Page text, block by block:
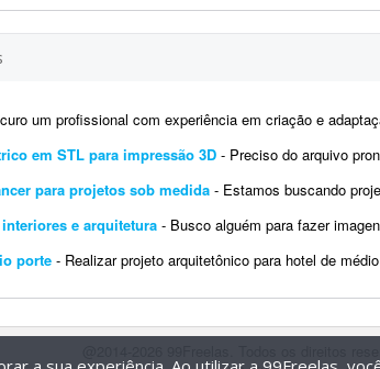
um profissional com experiência em criação e adaptação de mapas para
em STL para impressão 3D - Preciso do arquivo pronto para imprimir em impressora
para projetos sob medida - Estamos buscando projetista de móveis planejados
e arquitetura - Busco alguém para fazer imagens realistas para projetos 3D.
porte - Realizar projeto arquitetônico para hotel de médio porte e entregar os